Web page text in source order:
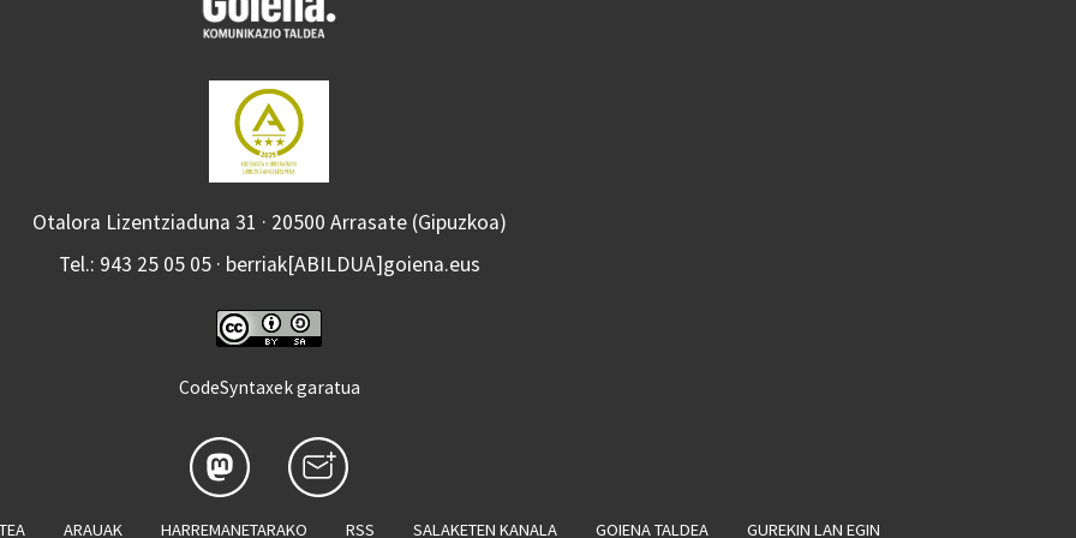
Otalora Lizentziaduna 31 · 20500 Arrasate (Gipuzkoa)
Tel.: 943 25 05 05 · berriak[ABILDUA]goiena.eus
CodeSyntaxek garatua
ARAUAK HARREMANETARAKO RSS SALAKETEN KANALA GOIENA TALDEA GUREKIN LAN EGIN